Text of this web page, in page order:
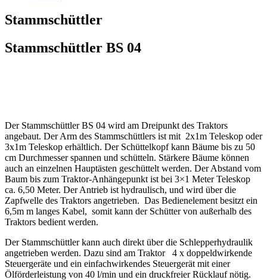
Stammschüttler
Stammschüttler BS 04
Der Stammschüttler BS 04 wird am Dreipunkt des Traktors
angebaut. Der Arm des Stammschüttlers ist mit 2x1m Teleskop oder
3x1m Teleskop erhältlich. Der Schüttelkopf kann Bäume bis zu 50
cm Durchmesser spannen und schütteln. Stärkere Bäume können
auch an einzelnen Hauptästen geschüttelt werden. Der Abstand vom
Baum bis zum Traktor-Anhängepunkt ist bei 3×1 Meter Teleskop
ca. 6,50 Meter. Der Antrieb ist hydraulisch, und wird über die
Zapfwelle des Traktors angetrieben. Das Bedienelement besitzt ein
6,5m m langes Kabel, somit kann der Schütter von außerhalb des
Traktors bedient werden.
Der Stammschüttler kann auch direkt über die Schlepperhydraulik
angetrieben werden. Dazu sind am Traktor 4 x doppeldwirkende
Steuergeräte und ein einfachwirkendes Steuergerät mit einer
Ölförderleistung von 40 l/min und ein druckfreier Rücklauf nötig.